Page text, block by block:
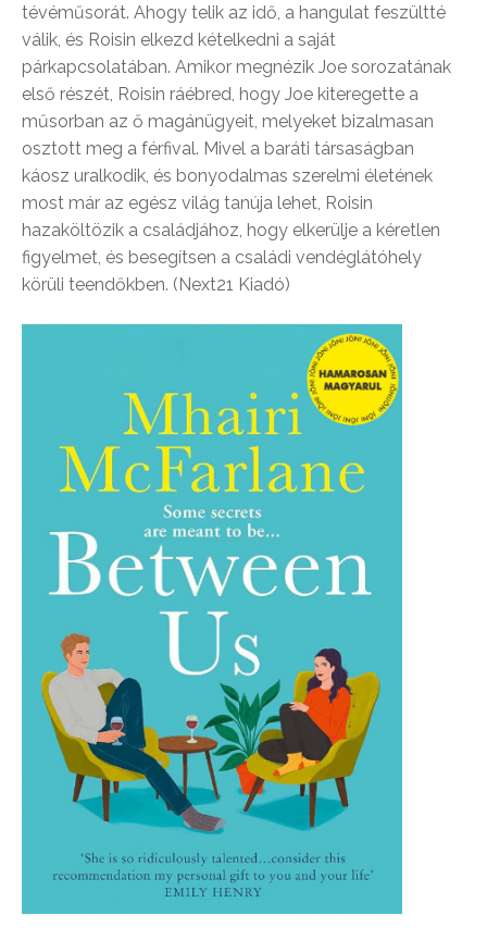
tévéműsorát. Ahogy telik az idő, a hangulat feszültté
válik, és Roisin elkezd kételkedni a saját
párkapcsolatában. Amikor megnézik Joe sorozatának
első részét, Roisin ráébred, hogy Joe kiteregette a
műsorban az ő magánügyeit, melyeket bizalmasan
osztott meg a férfival. Mivel a baráti társaságban
káosz uralkodik, és bonyodalmas szerelmi életének
most már az egész világ tanúja lehet, Roisin
hazaköltözik a családjához, hogy elkerülje a kéretlen
figyelmet, és besegítsen a családi vendéglátóhely
körüli teendőkben. (Next21 Kiadó)